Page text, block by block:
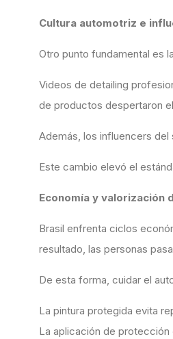
Cultura automotriz e
Otro punto fundamental es
Videos de detailing
de productos despertaron
Además, los influencers
Este cambio elevó el
Economía y valorización
Brasil enfrenta ciclos
resultado, las personas
De esta forma, cuidar el
La pintura protegida evita
La aplicación de